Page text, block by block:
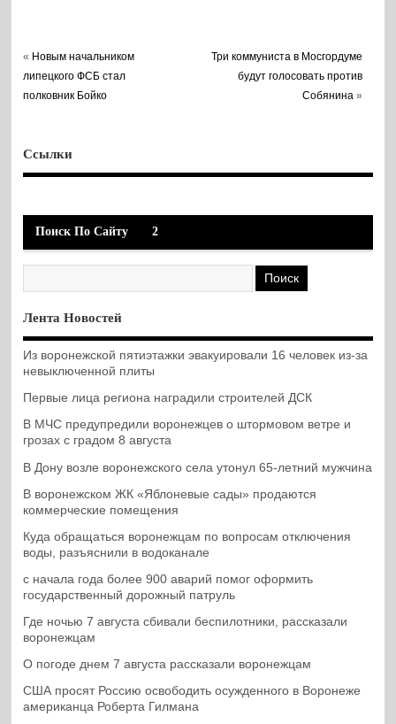
« Новым начальником
липецкого ФСБ стал
полковник Бойко
Три коммуниста в Мосгордуме
будут голосовать против
Собянина »
Ссылки
Поиск По Сайту 2
Лента Новостей
Из воронежской пятиэтажки эвакуировали 16 человек из-за
невыключенной плиты
Первые лица региона наградили строителей ДСК
В МЧС предупредили воронежцев о штормовом ветре и
грозах с градом 8 августа
В Дону возле воронежского села утонул 65-летний мужчина
В воронежском ЖК «Яблоневые сады» продаются
коммерческие помещения
Куда обращаться воронежцам по вопросам отключения
воды, разъяснили в водоканале
с начала года более 900 аварий помог оформить
государственный дорожный патруль
Где ночью 7 августа сбивали беспилотники, рассказали
воронежцам
О погоде днем 7 августа рассказали воронежцам
США просят Россию освободить осужденного в Воронеже
американца Роберта Гилмана